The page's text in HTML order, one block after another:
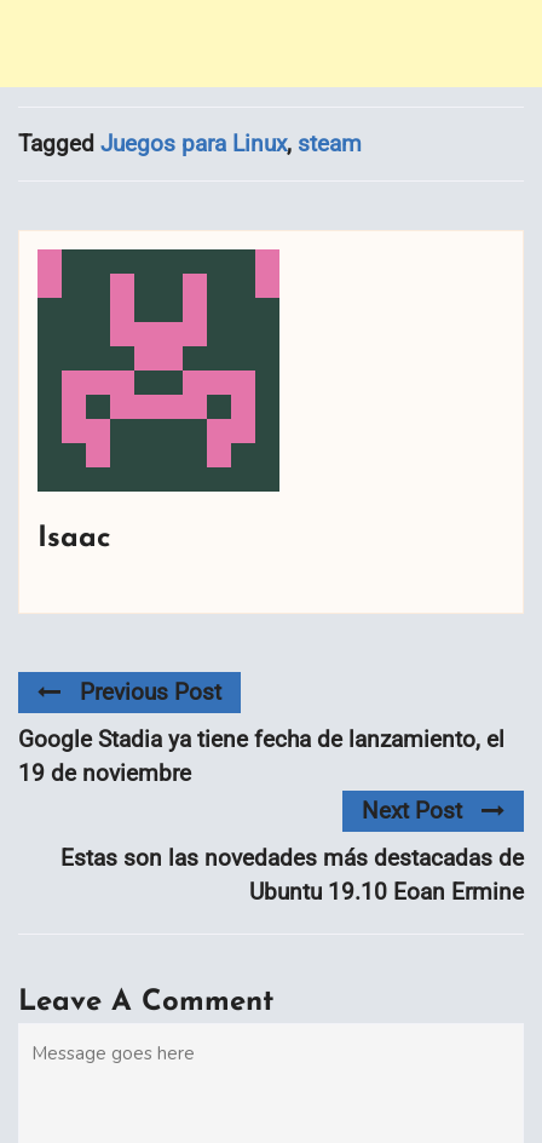
Tagged Juegos para Linux, steam
Isaac
Previous Post
Google Stadia ya tiene fecha de lanzamiento, el
19 de noviembre
Next Post
Estas son las novedades más destacadas de
Ubuntu 19.10 Eoan Ermine
Leave A Comment